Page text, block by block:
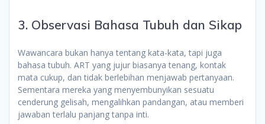
3. Observasi Bahasa Tubuh dan Sikap
Wawancara bukan hanya tentang kata-kata, tapi juga
bahasa tubuh. ART yang jujur biasanya tenang, kontak
mata cukup, dan tidak berlebihan menjawab pertanyaan.
Sementara mereka yang menyembunyikan sesuatu
cenderung gelisah, mengalihkan pandangan, atau memberi
jawaban terlalu panjang tanpa inti.